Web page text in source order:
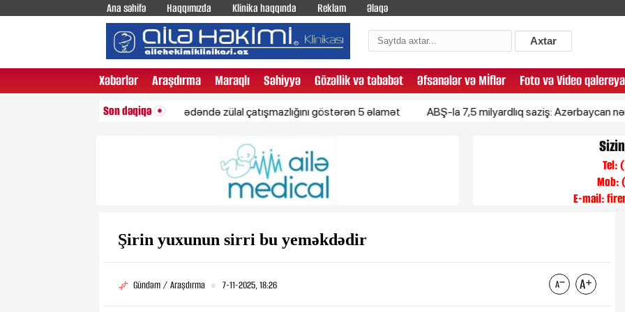
Ana səhifə Haqqımızda Klinika haqqında Reklam Əlaqə
Axtar
Xəbərlər Araşdırma Maraqlı Səhiyyə Gözəllik və təbabət Əfsanələr və Mİflər Foto və Video qalereya
Son dəqiqəBədəndə zülal çatışmazlığını göstərən 5 əlamət ABŞ-la 7,5 milyardlıq saziş: Azərbaycan nələr
Tel:
Mob:
E-mail:
Şirin yuxunun sirri bu yeməkdədir
Gündəm / Araşdırma 7-11-2025, 18:26